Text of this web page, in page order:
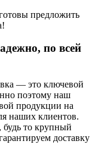
предложить
по всей
— это ключевой
поэтому наш
продукции на
наших клиентов.
то крупный
доставку